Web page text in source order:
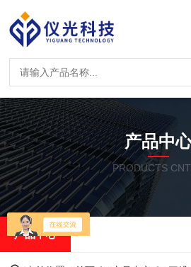
产品中
PRODUCTS
产品中心